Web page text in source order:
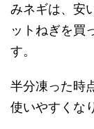
みネギは、安
ットねぎを買
す。
半分凍った時
使いやすくな